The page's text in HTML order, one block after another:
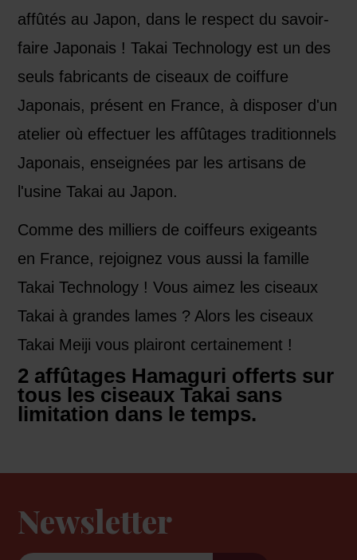
affûtés au Japon, dans le respect du savoir-
faire Japonais ! Takai Technology est un des
seuls fabricants de ciseaux de coiffure
Japonais, présent en France, à disposer d'un
atelier où effectuer les affûtages traditionnels
Japonais, enseignées par les artisans de
l'usine Takai au Japon.
Comme des milliers de coiffeurs exigeants
en France, rejoignez vous aussi la famille
Takai Technology ! Vous aimez les ciseaux
Takai à grandes lames ? Alors les ciseaux
Takai Meiji vous plairont certainement !
2 affûtages Hamaguri offerts sur
tous les ciseaux Takai sans
limitation dans le temps.
Newsletter